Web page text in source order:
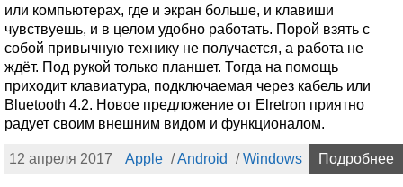
или компьютерах, где и экран больше, и клавиши
чувствуешь, и в целом удобно работать. Порой взять с
собой привычную технику не получается, а работа не
ждёт. Под рукой только планшет. Тогда на помощь
приходит клавиатура, подключаемая через кабель или
Bluetooth 4.2. Новое предложение от Elretron приятно
радует своим внешним видом и функционалом.
12 апреля 2017 Apple /Android /Windows Подробнее